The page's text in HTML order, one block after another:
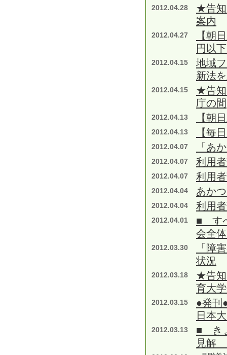
2012.04.28
★告知
案内
2012.04.27
【朝
円以
2012.04.15
地域
新法
2012.04.15
★告
庁の間
2012.04.13 【朝
2012.04.13 【毎
2012.04.07 「あ
2012.04.07 利用
2012.04.07 利用
2012.04.04 あか
2012.04.04 利用
2012.04.01
■ す
会全
2012.03.30
「障
状況
2012.03.18
★告
育大
2012.03.15
●発刊
日本
2012.03.13
■ き
見解